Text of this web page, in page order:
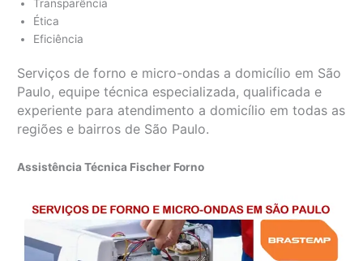
Transparência
Ética
Eficiência
Serviços de forno e micro-ondas a domicílio em São
Paulo, equipe técnica especializada, qualificada e
experiente para atendimento a domicílio em todas as
regiões e bairros de São Paulo.
Assistência Técnica Fischer Forno